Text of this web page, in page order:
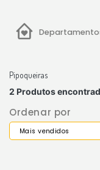
Pipoqueiras
2 Produtos
Ordenar por